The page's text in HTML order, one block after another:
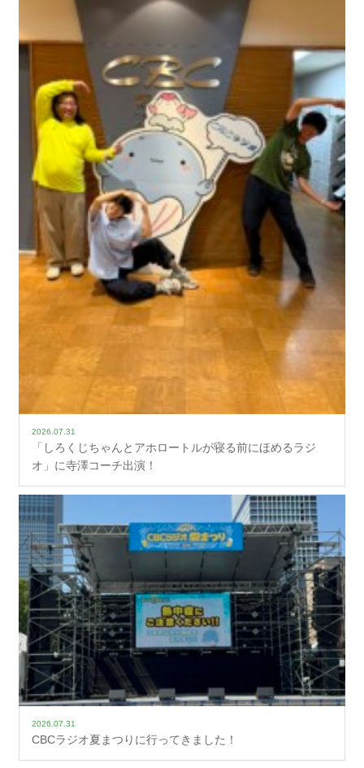
2026.07.31
「しろくじちゃんとアホロートルが寝る前にほめるラジ
オ」に寺澤コーチ出演！
2026.07.31
CBCラジオ夏まつりに行ってきました！